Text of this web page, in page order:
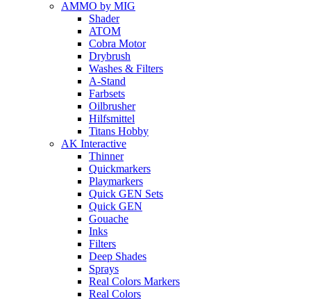
AMMO by MIG
Shader
ATOM
Cobra Motor
Drybrush
Washes & Filters
A-Stand
Farbsets
Oilbrusher
Hilfsmittel
Titans Hobby
AK Interactive
Thinner
Quickmarkers
Playmarkers
Quick GEN Sets
Quick GEN
Gouache
Inks
Filters
Deep Shades
Sprays
Real Colors Markers
Real Colors